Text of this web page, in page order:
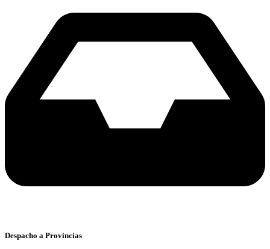
Despacho a Provincias